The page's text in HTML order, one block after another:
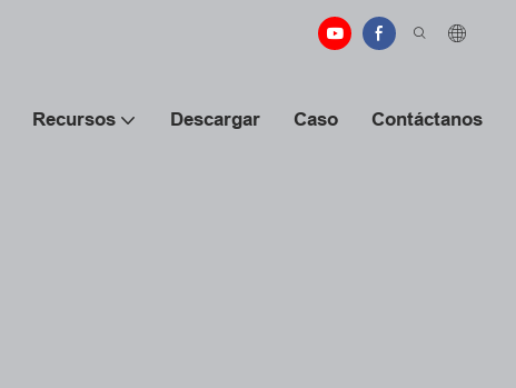
Recursos Descargar Caso Contáctanos